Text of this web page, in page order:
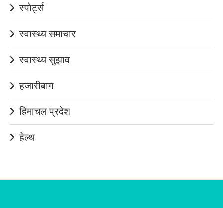
स्पोर्ट्स
स्वास्थ्य समाचार
स्वास्थ्य सुझाव
हजारीबाग
हिमाचल प्रदेश
हेल्थ